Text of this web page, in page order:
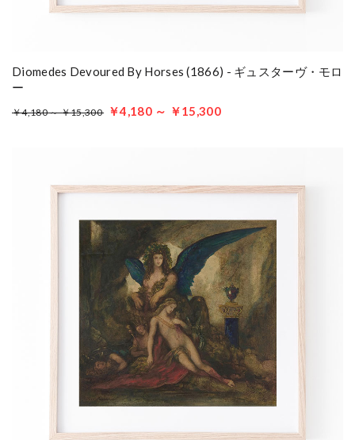
Diomedes Devoured By Horses (1866) - ギュスターヴ・モロ
ー
￥4,180 ～ ￥15,300 ￥4,180 ～ ￥15,300